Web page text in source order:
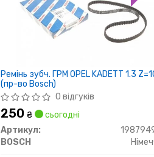
Ремінь зубч. ГРМ OPEL KADETT 1.3
(пр-во Bosch)
0 відгуків
250 ₴
сьогодні
Артикул:
BOSCH